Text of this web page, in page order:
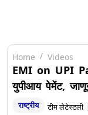
Home Videos
EMI on UPI
युपीआय पेमेंट,
राष्ट्रीय टीम लेटेस्टली |